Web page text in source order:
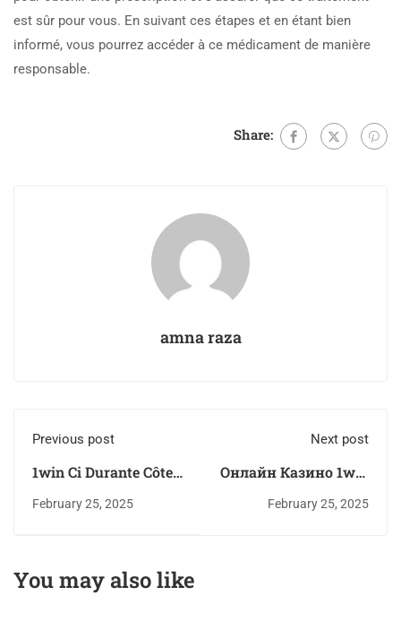
est sûr pour vous. En suivant ces étapes et en étant bien
informé, vous pourrez accéder à ce médicament de manière
responsable.
Share:
amna raza
Previous post
1win Ci Durante Côte
D'ivoire ᐉ Site
Administratif Sobre
February 25, 2025
Next post
Онлайн Казино 1win
One Win Casino Вход
И Регистрация На
February 25, 2025
You may also like